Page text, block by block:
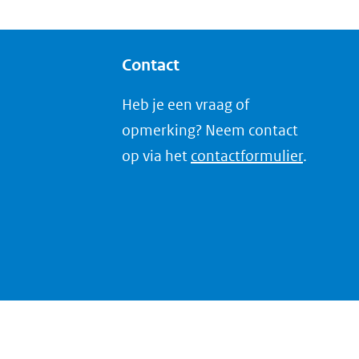
Contact
Heb je een vraag of
opmerking? Neem contact
op via het contactformulier.